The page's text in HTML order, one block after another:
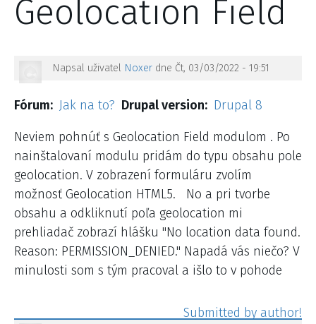
Geolocation Field
Napsal uživatel Noxerdne Čt, 03/03/2022 - 19:51
Fórum Jak na to? Drupal version Drupal 8
Neviem pohnúť s Geolocation Field modulom . Po
nainštalovaní modulu pridám do typu obsahu pole
geolocation. V zobrazení formuláru zvolím
možnosť Geolocation HTML5. No a pri tvorbe
obsahu a odkliknutí poľa geolocation mi
prehliadač zobrazí hlášku "No location data found.
Reason: PERMISSION_DENIED." Napadá vás niečo? V
minulosti som s tým pracoval a išlo to v pohode